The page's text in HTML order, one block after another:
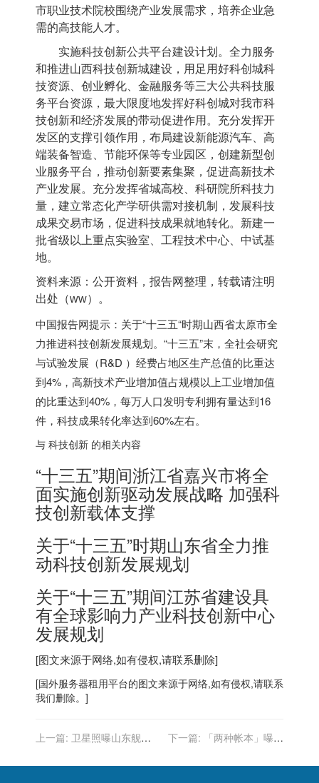
市职业技术院校围绕产业发展需求，培养企业急
需的高技能人才。
实施科技创新公共平台建设计划。全力服务
和推进山西科技创新城建设，用足用好科创城科
技资源、创业孵化、金融服务等三大公共科技服
务平台资源，最大限度地发挥好科创城对我市科
技创新和经济发展的带动促进作用。充分发挥开
发区的支撑引领作用，布局建设新能源汽车、高
端装备智造、节能环保等专业园区，创建新型创
业服务平台，推动创新要素集聚，促进高新技术
产业发展。充分发挥省城高校、科研院所科技力
量，建立常态化产学研供需对接机制，发展科技
成果交易市场，促进科技成果就地转化。新建一
批省级以上重点实验室、工程技术中心、中试基
地。
资料来源：公开资料，报告网整理，转载请注明
出处（ww）。
中国报告网提示：关于“十三五“时期山西省太原市全
力推进科技创新发展规划。“十三五”末，全社会研究
与试验发展（R&D ）经费占地区生产总值的比重达
到4%，高新技术产业增加值占规模以上工业增加值
的比重达到40%，每万人口发明专利拥有量达到16
件，科技成果转化率达到60%左右。
与 科技创新 的相关内容
“十三五”期间浙江省嘉兴市将全
面实施创新驱动发展战略 加强科
技创新载体支撑
关于“十三五”时期山东省全力推
动科技创新发展规划
关于“十三五”期间江苏省建设具
有全球影响力产业科技创新中心
发展规划
[图文来源于网络,如有侵权,请联系删除]
[国外服务器租用平台的图文来源于网络,如有侵权,请联系
我们删除。]
上一篇: 卫星照曝山东舰甲
下一篇:
「两种帐本」曝光